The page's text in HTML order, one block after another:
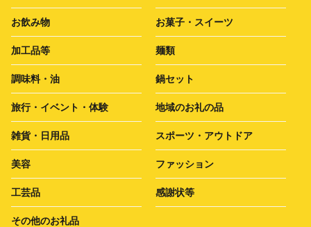
お飲み物 お菓子・スイーツ
加工品等 麺類
調味料・油 鍋セット
旅行・イベント・体験 地域のお礼の品
雑貨・日用品 スポーツ・アウトドア
美容 ファッション
工芸品 感謝状等
その他のお礼品